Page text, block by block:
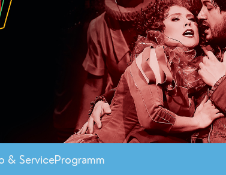
& ServiceProgramm